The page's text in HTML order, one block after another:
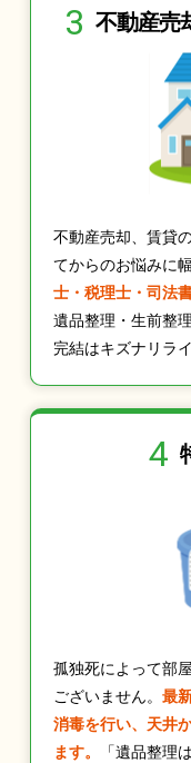
3 不動産売
不動産売却、賃貸
てからのお悩みに
士・税理士・司法
遺品整理・生前整
完結はキズナリラ
4
孤独死によって部
ございません。 最
消毒を行い、天井
ます。
「遺品整理